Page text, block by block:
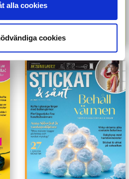
alla cookies
cookies